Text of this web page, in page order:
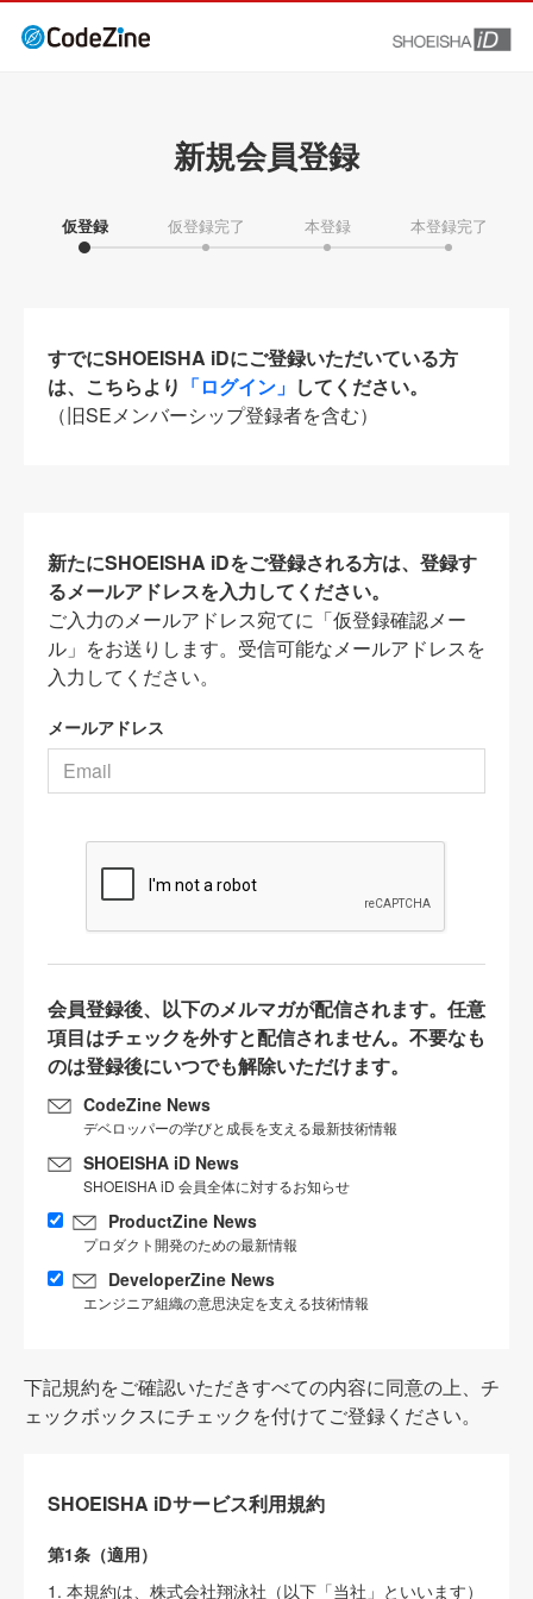
新規会員登録
仮登録 仮登録完了 本登録 本登録完了
すでにSHOEISHA iDにご登録いただいている方
は、こちらより 「ログイン」 してください。
（旧SEメンバーシップ登録者を含む）
新たにSHOEISHA iDをご登録される方は、登録す
るメールアドレスを入力してください。
ご入力のメールアドレス宛てに「仮登録確認メー
ル」をお送りします。受信可能なメールアドレスを
入力してください。
メールアドレス
会員登録後、以下のメルマガが配信されます。任意
項目はチェックを外すと配信されません。不要なも
のは登録後にいつでも解除いただけます。
CodeZine News
デベロッパーの学びと成長を支える最新技術情報
SHOEISHA iD News
SHOEISHA iD 会員全体に対するお知らせ
ProductZine News
プロダクト開発のための最新情報
DeveloperZine News
エンジニア組織の意思決定を支える技術情報
下記規約をご確認いただきすべての内容に同意の上、チ
ェックボックスにチェックを付けてご登録ください。
SHOEISHA iDサービス利用規約
第1条（適用）
1. 本規約は、株式会社翔泳社（以下「当社」といいます）